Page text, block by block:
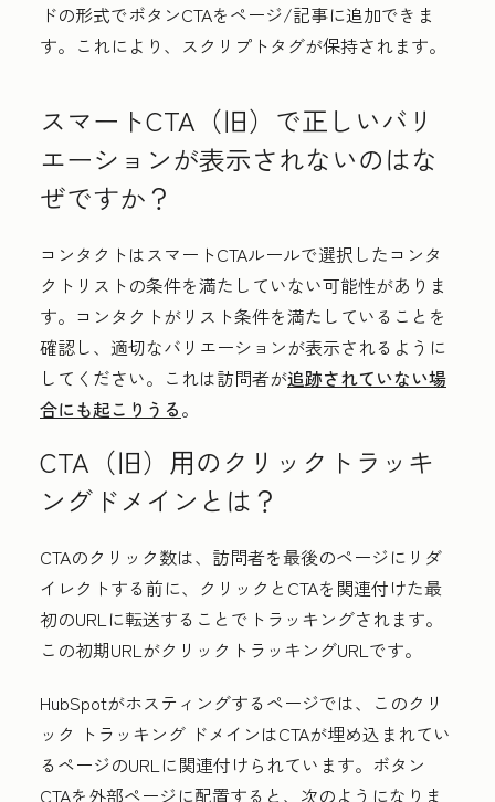
ドの形式でボタンCTAをページ/記事に追加できま
す。これにより、スクリプトタグが保持されます。
スマートCTA（旧）で正しいバリ
エーションが表示されないのはな
ぜですか？
コンタクトはスマートCTAルールで選択したコンタ
クトリストの条件を満たしていない可能性がありま
す。コンタクトがリスト条件を満たしていることを
確認し、適切なバリエーションが表示されるように
してください。これは訪問者が追跡されていない場
合にも起こりうる。
CTA（旧）用のクリックトラッキ
ングドメインとは？
CTAのクリック数は、訪問者を最後のページにリダ
イレクトする前に、クリックとCTAを関連付けた最
初のURLに転送することでトラッキングされます。
この初期URLがクリックトラッキングURLです。
HubSpotがホスティングするページでは、このクリ
ック トラッキング ドメインはCTAが埋め込まれてい
るページのURLに関連付けられています。ボタン
CTAを外部ページに配置すると、次のようになりま